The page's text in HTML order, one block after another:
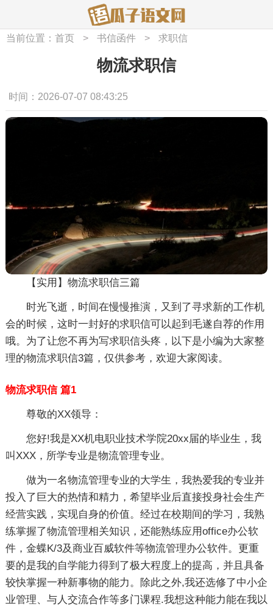
当前位置： 首页 > 书信函件 > 求职信
物流求职信
时间：2026-07-07 08:43:25
【实用】物流求职信三篇
时光飞逝，时间在慢慢推演，又到了寻求新的工作机
会的时候，这时一封好的求职信可以起到毛遂自荐的作用
哦。为了让您不再为写求职信头疼，以下是小编为大家整
理的物流求职信3篇，仅供参考，欢迎大家阅读。
物流求职信 篇1
尊敬的XX领导：
您好!我是XX机电职业技术学院20xx届的毕业生，我
叫XXX，所学专业是物流管理专业。
做为一名物流管理专业的大学生，我热爱我的专业并
投入了巨大的热情和精力，希望毕业后直接投身社会生产
经营实践，实现自身的价值。经过在校期间的学习，我熟
练掌握了物流管理相关知识，还能熟练应用office办公软
件，金蝶K/3及商业百威软件等物流管理办公软件。更重
要的是我的自学能力得到了极大程度上的提高，并且具备
较快掌握一种新事物的能力。除此之外,我还选修了中小企
业管理、与人交流合作等多门课程.我想这种能力能在我以